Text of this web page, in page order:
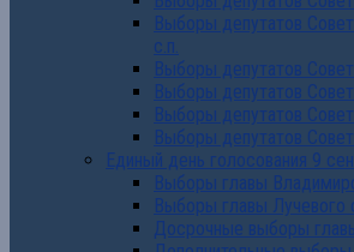
Выборы депутатов
с.п.
Выборы депутатов
Выборы депутатов
Выборы депутатов
Выборы депутатов
Единый день голосования 9
Выборы главы
Выборы главы Лучевого
Досрочные выборы